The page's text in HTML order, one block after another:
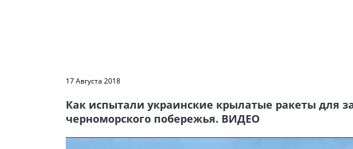
17 Августа 2018
Как испытали украинские крылатые ракеты для
черноморского побережья. ВИДЕО